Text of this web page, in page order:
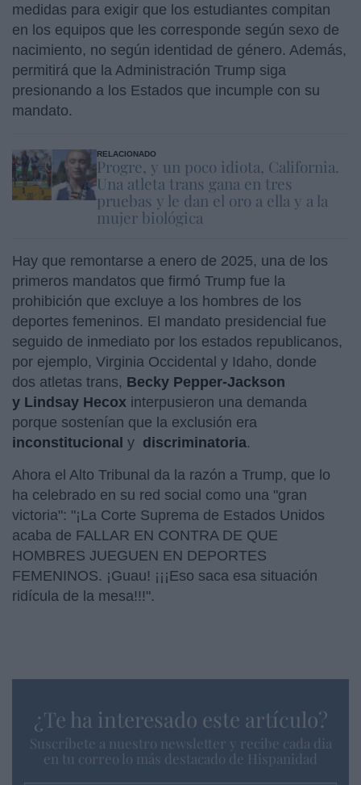
medidas para exigir que los estudiantes compitan
en los equipos que les corresponde según sexo de
nacimiento, no según identidad de género. Además,
permitirá que la Administración Trump siga
presionando a los Estados que incumple con su
mandato.
RELACIONADO
Progre, y un poco idiota, California.
Una atleta trans gana en tres
pruebas y le dan el oro a ella y a la
mujer biológica
Hay que remontarse a enero de 2025, una de los
primeros mandatos que firmó Trump fue la
prohibición que excluye a los hombres de los
deportes femeninos. El mandato presidencial fue
seguido de inmediato por los estados republicanos,
por ejemplo, Virginia Occidental y Idaho, donde
dos atletas trans, Becky Pepper-Jackson
y Lindsay Hecox interpusieron una demanda
porque sostenían que la exclusión era
inconstitucional y discriminatoria.
Ahora el Alto Tribunal da la razón a Trump, que lo
ha celebrado en su red social como una "gran
victoria": "¡La Corte Suprema de Estados Unidos
acaba de FALLAR EN CONTRA DE QUE
HOMBRES JUEGUEN EN DEPORTES
FEMENINOS. ¡Guau! ¡¡¡Eso saca esa situación
ridícula de la mesa!!!".
¿Te ha interesado este artículo?
Suscríbete a nuestro newsletter y recibe cada dia
en tu correo lo más destacado de Hispanidad